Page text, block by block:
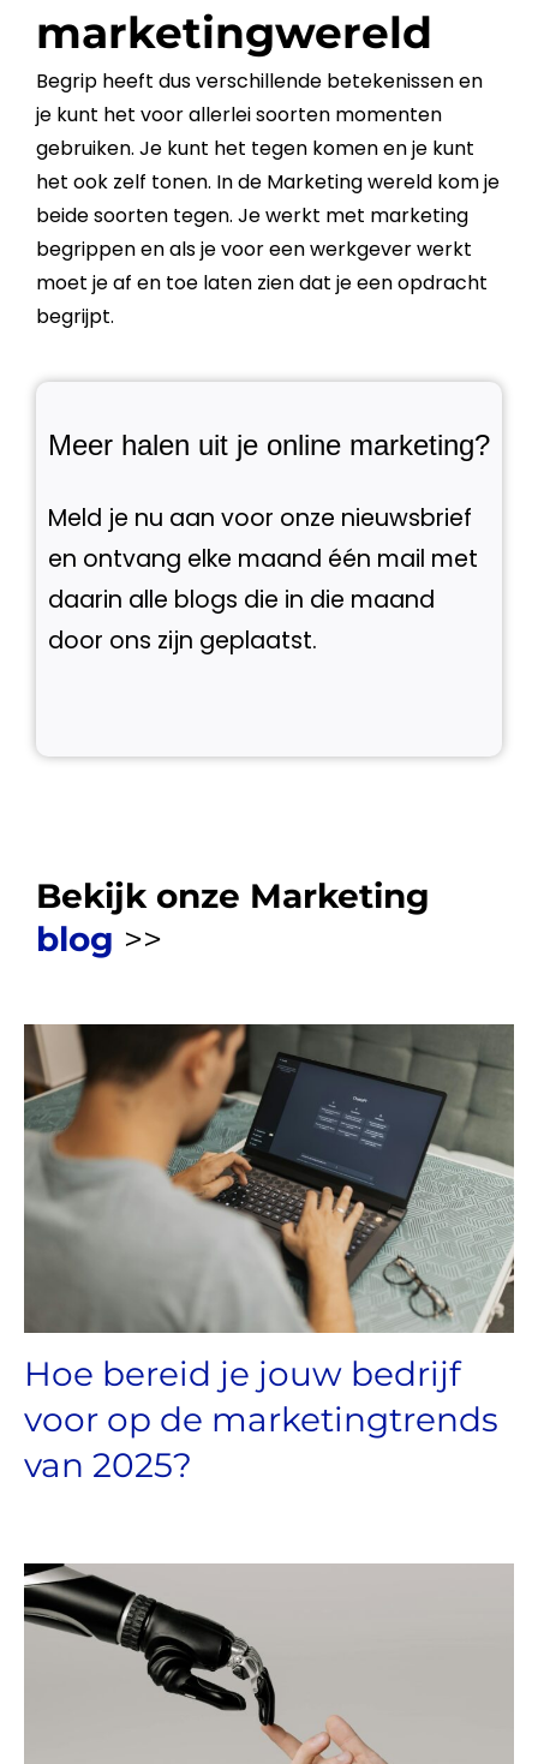
marketingwereld
Begripheeft dus verschillende betekenissen en
je kunt het voor allerlei soorten momenten
gebruiken. Je kunt het tegen komen en je kunt
het ook zelf tonen. In de Marketingwereld kom je
beide soorten tegen. Je werkt met marketing
begrippen en als je voor een werkgever werkt
moet je af en toe laten zien dat je een opdracht
begrijpt.
Meer halen uit je online marketing?
Meld je nu aan voor onze nieuwsbrief
en ontvang elke maand één mail met
daarin alle blogs die in die maand
door ons zijn geplaatst.
Bekijk onze Marketing
blog >>
Hoe bereid je jouw bedrijf
voor op de marketingtrends
van 2025?